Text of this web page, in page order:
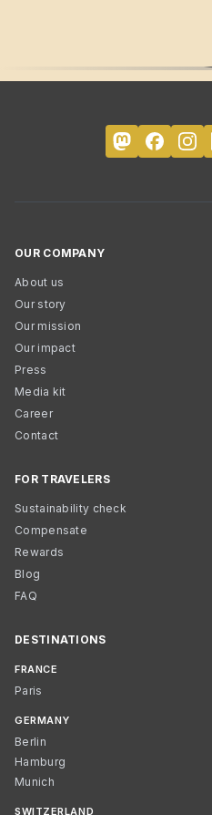
OUR COMPANY
About us
Our story
Our mission
Our impact
Press
Media kit
Career
Contact
FOR TRAVELERS
Sustainability check
Compensate
Rewards
Blog
FAQ
DESTINATIONS
FRANCE
Paris
GERMANY
Berlin
Hamburg
Munich
SWITZERLAND